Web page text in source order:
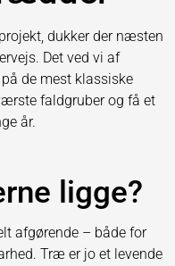
dukker der næsten
Det ved vi af
de mest klassiske
faldgruber og få et
år.
ligge?
afgørende – både for
Træ er jo et levende